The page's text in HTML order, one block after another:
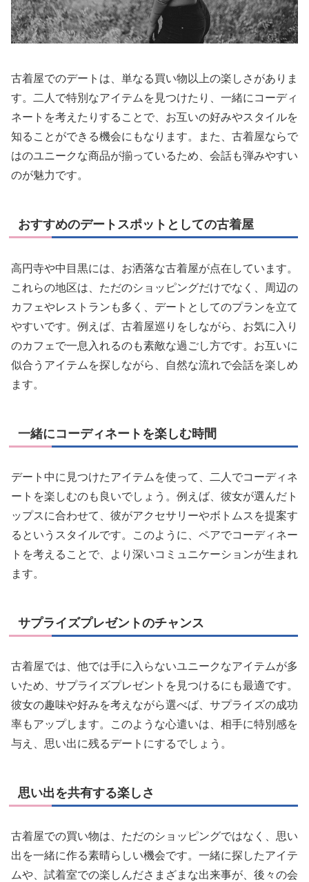
古着屋でのデートは、単なる買い物以上の楽しさがありま
す。二人で特別なアイテムを見つけたり、一緒にコーディ
ネートを考えたりすることで、お互いの好みやスタイルを
知ることができる機会にもなります。また、古着屋ならで
はのユニークな商品が揃っているため、会話も弾みやすい
のが魅力です。
おすすめのデートスポットとしての古着屋
高円寺や中目黒には、お洒落な古着屋が点在しています。
これらの地区は、ただのショッピングだけでなく、周辺の
カフェやレストランも多く、デートとしてのプランを立て
やすいです。例えば、古着屋巡りをしながら、お気に入り
のカフェで一息入れるのも素敵な過ごし方です。お互いに
似合うアイテムを探しながら、自然な流れで会話を楽しめ
ます。
一緒にコーディネートを楽しむ時間
デート中に見つけたアイテムを使って、二人でコーディネ
ートを楽しむのも良いでしょう。例えば、彼女が選んだト
ップスに合わせて、彼がアクセサリーやボトムスを提案す
るというスタイルです。このように、ペアでコーディネー
トを考えることで、より深いコミュニケーションが生まれ
ます。
サプライズプレゼントのチャンス
古着屋では、他では手に入らないユニークなアイテムが多
いため、サプライズプレゼントを見つけるにも最適です。
彼女の趣味や好みを考えながら選べば、サプライズの成功
率もアップします。このような心遣いは、相手に特別感を
与え、思い出に残るデートにするでしょう。
思い出を共有する楽しさ
古着屋での買い物は、ただのショッピングではなく、思い
出を一緒に作る素晴らしい機会です。一緒に探したアイテ
ムや、試着室での楽しんださまざまな出来事が、後々の会